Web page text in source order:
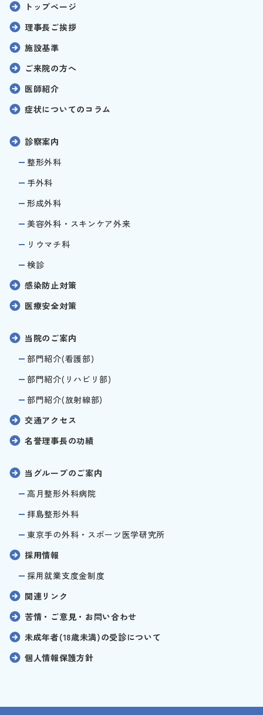
トップページ
理事長ご挨拶
施設基準
ご来院の方へ
医師紹介
症状についてのコラム
診察案内
整形外科
手外科
形成外科
美容外科・スキンケア外来
リウマチ科
検診
感染防止対策
医療安全対策
当院のご案内
部門紹介(看護部)
部門紹介(リハビリ部)
部門紹介(放射線部)
交通アクセス
名誉理事長の功績
当グループのご案内
高月整形外科病院
拝島整形外科
東京手の外科・スポーツ医学研究所
採用情報
採用就業支度金制度
関連リンク
苦情・ご意見・お問い合わせ
未成年者(18歳未満)の受診について
個人情報保護方針